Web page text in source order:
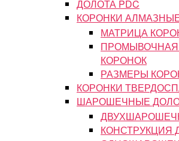
ДОЛОТА PDC
КОРОНКИ
МАТРИЦА
КОРОНОК
РАЗМЕРЫ
КОРОНКИ
ШАРОШЕЧНЫЕ
КОНСТРУКЦИЯ